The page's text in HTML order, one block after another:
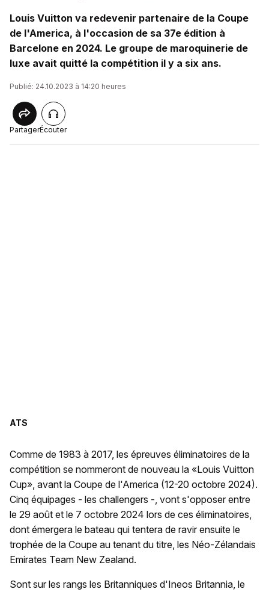
Louis Vuitton va redevenir partenaire de la Coupe
de l'America, à l'occasion de sa 37e édition à
Barcelone en 2024. Le groupe de maroquinerie de
luxe avait quitté la compétition il y a six ans.
Publié: 24.10.2023 à 14:20 heures
PartagerÉcouter
ATS
Comme de 1983 à 2017, les épreuves éliminatoires de la
compétition se nommeront de nouveau la «Louis Vuitton
Cup», avant la Coupe de l'America (12-20 octobre 2024).
Cinq équipages - les challengers -, vont s'opposer entre
le 29 août et le 7 octobre 2024 lors de ces éliminatoires,
dont émergera le bateau qui tentera de ravir ensuite le
trophée de la Coupe au tenant du titre, les Néo-Zélandais
Emirates Team New Zealand.
Sont sur les rangs les Britanniques d'Ineos Britannia, le